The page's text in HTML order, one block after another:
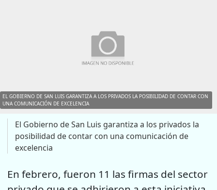
EL GOBIERNO DE SAN LUIS GARANTIZA A LOS PRIVADOS LA POSIBILIDAD DE CONTAR CON
UNA COMUNICACIÓN DE EXCELENCIA
El Gobierno de San Luis garantiza a los privados la
posibilidad de contar con una comunicación de
excelencia
En febrero, fueron 11 las firmas del sector